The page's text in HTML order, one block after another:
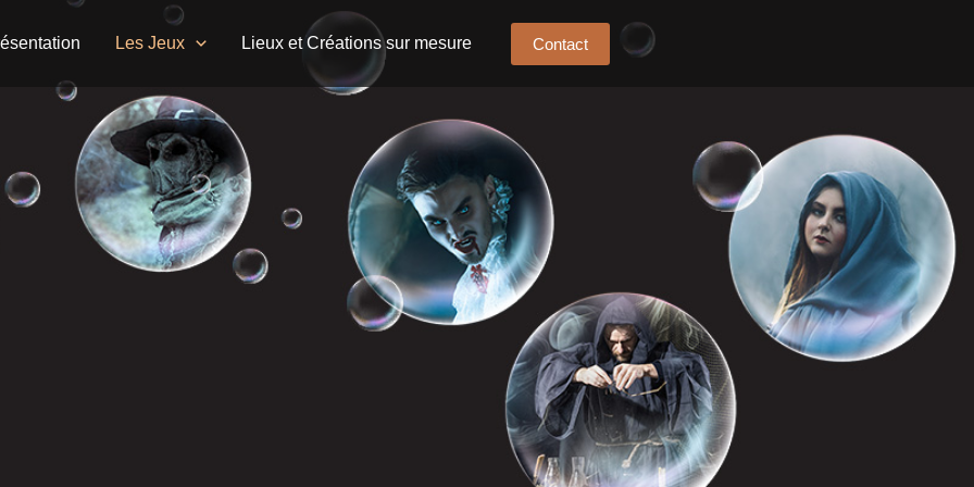
Les Jeux Lieux et Créations sur mesure Contact